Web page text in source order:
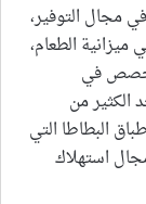
مجال التوفير،
الطعام،
في
ستجد الكثير من
البطاطا التي
استهلاك